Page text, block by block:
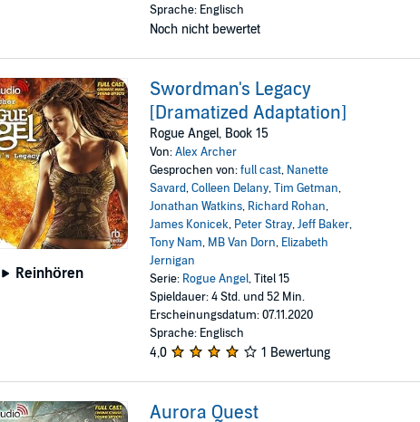
Sprache: Englisch
Noch nicht bewertet
Reinhören
Swordman's Legacy
[Dramatized Adaptation]
Rogue Angel, Book 15
Von:Alex Archer
Gesprochen von:full cast, Nanette
Savard,Colleen Delany,Tim Getman,
Jonathan Watkins, Richard Rohan,
James Konicek, Peter Stray,Jeff Baker,
Tony Nam, MB Van Dorn, Elizabeth
Jernigan
Serie: Rogue Angel, Titel 15
Spieldauer: 4 Std. und 52 Min.
Erscheinungsdatum: 07.11.2020
Sprache: Englisch
4,0 1 Bewertung
Aurora Quest